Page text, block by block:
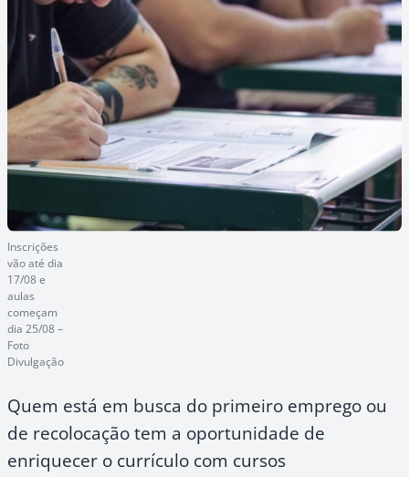
Inscrições
vão até dia
17/08 e
aulas
começam
dia 25/08 –
Foto
Divulgação
Quem está em busca do primeiro emprego ou
de recolocação tem a oportunidade de
enriquecer o currículo com cursos